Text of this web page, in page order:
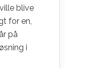
blive
for en,
på
i